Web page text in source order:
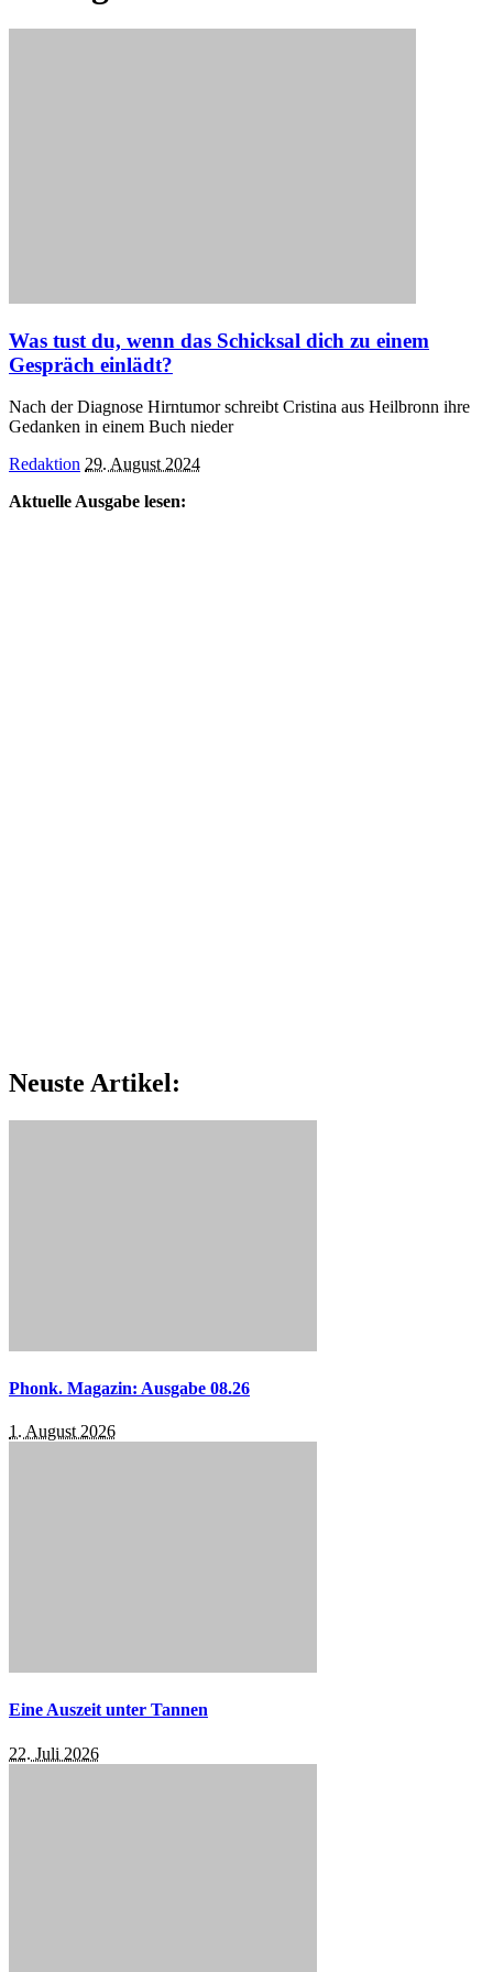
Was tust du, wenn das Schicksal dich zu einem
Gespräch einlädt?
Nach der Diagnose Hirntumor schreibt Cristina aus Heilbronn ihre
Gedanken in einem Buch nieder
Posted
Redaktion 29. August 2024
Aktuelle Ausgabe lesen:
Neuste Artikel:
Phonk. Magazin: Ausgabe 08.26
1. August 2026
Eine Auszeit unter Tannen
22. Juli 2026